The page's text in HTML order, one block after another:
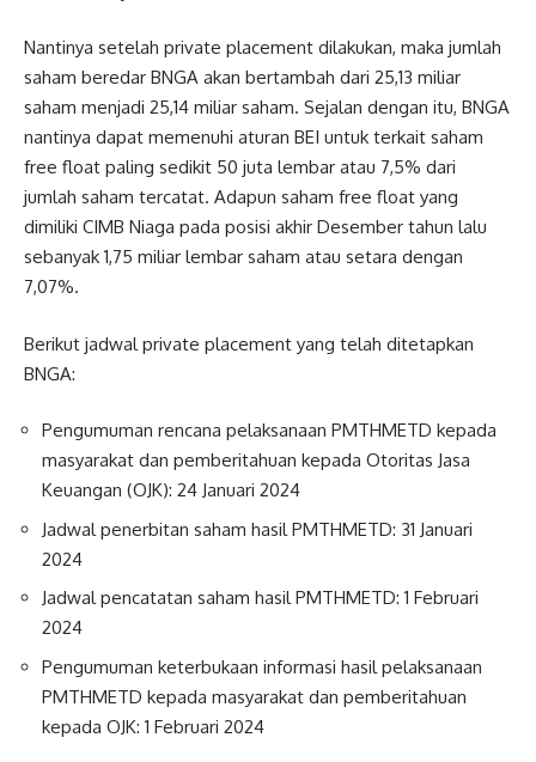
Nantinya setelah private placement dilakukan, maka jumlah
saham beredar BNGA akan bertambah dari 25,13 miliar
saham menjadi 25,14 miliar saham. Sejalan dengan itu, BNGA
nantinya dapat memenuhi aturan BEI untuk terkait saham
free float paling sedikit 50 juta lembar atau 7,5% dari
jumlah saham tercatat. Adapun saham free float yang
dimiliki CIMB Niaga pada posisi akhir Desember tahun lalu
sebanyak 1,75 miliar lembar saham atau setara dengan
7,07%.
Berikut jadwal private placement yang telah ditetapkan
BNGA:
Pengumuman rencana pelaksanaan PMTHMETD kepada
masyarakat dan pemberitahuan kepada Otoritas Jasa
Keuangan (OJK): 24 Januari 2024
Jadwal penerbitan saham hasil PMTHMETD: 31 Januari
2024
Jadwal pencatatan saham hasil PMTHMETD: 1 Februari
2024
Pengumuman keterbukaan informasi hasil pelaksanaan
PMTHMETD kepada masyarakat dan pemberitahuan
kepada OJK: 1 Februari 2024